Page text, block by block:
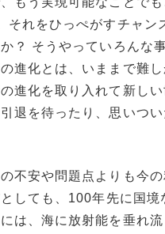
それをひっぺがすチャ
？ そうやっていろんな
進化とは、いままで難
進化を取り入れて新し
退を待ったり、思いつ
不安や問題点よりも今
しても、100年先に国
は、海に放射能を垂れ